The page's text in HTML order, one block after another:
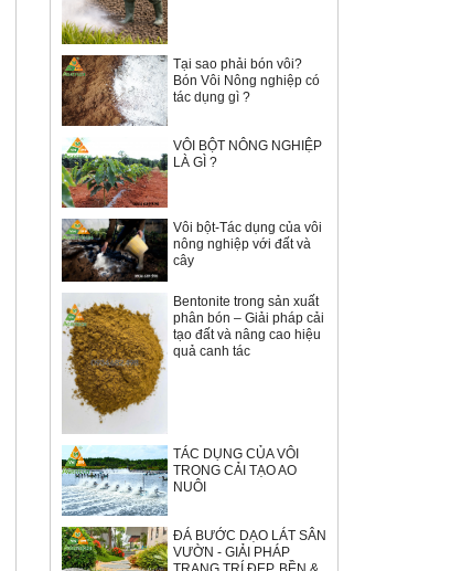
Tại sao phải bón vôi?
Bón Vôi Nông nghiệp có
tác dụng gì ?
VÔI BỘT NÔNG NGHIỆP
LÀ GÌ ?
Vôi bột-Tác dụng của vôi
nông nghiệp với đất và
cây
Bentonite trong sản xuất
phân bón – Giải pháp cải
tạo đất và nâng cao hiệu
quả canh tác
TÁC DỤNG CỦA VÔI
TRONG CẢI TẠO AO
NUÔI
ĐÁ BƯỚC DẠO LÁT SÂN
VƯỜN - GIẢI PHÁP